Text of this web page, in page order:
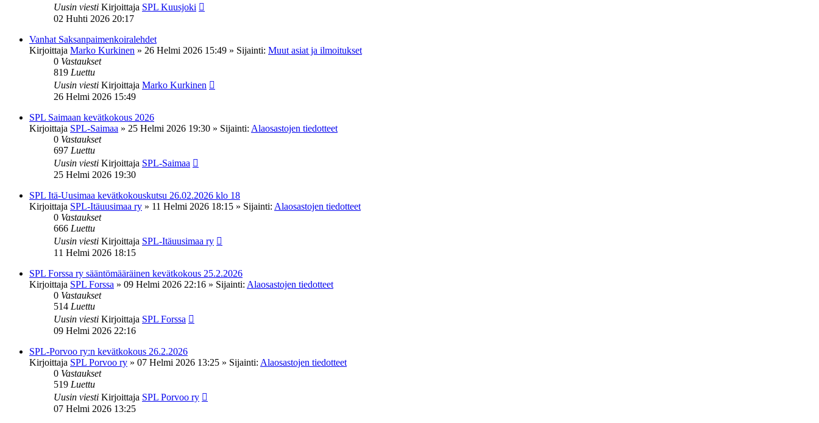
Uusin viesti Kirjoittaja SPL Kuusjoki
02 Huhti 2026 20:17
Vanhat Saksanpaimenkoiralehdet
Kirjoittaja Marko Kurkinen » 26 Helmi 2026 15:49 » Sijainti: Muut asiat ja ilmoitukset
0 Vastaukset
819 Luettu
Uusin viesti Kirjoittaja Marko Kurkinen
26 Helmi 2026 15:49
SPL Saimaan kevätkokous 2026
Kirjoittaja SPL-Saimaa » 25 Helmi 2026 19:30 » Sijainti: Alaosastojen tiedotteet
0 Vastaukset
697 Luettu
Uusin viesti Kirjoittaja SPL-Saimaa
25 Helmi 2026 19:30
SPL Itä-Uusimaa kevätkokouskutsu 26.02.2026 klo 18
Kirjoittaja SPL-Itäuusimaa ry » 11 Helmi 2026 18:15 » Sijainti: Alaosastojen tiedotteet
0 Vastaukset
666 Luettu
Uusin viesti Kirjoittaja SPL-Itäuusimaa ry
11 Helmi 2026 18:15
SPL Forssa ry sääntömääräinen kevätkokous 25.2.2026
Kirjoittaja SPL Forssa » 09 Helmi 2026 22:16 » Sijainti: Alaosastojen tiedotteet
0 Vastaukset
514 Luettu
Uusin viesti Kirjoittaja SPL Forssa
09 Helmi 2026 22:16
SPL-Porvoo ry:n kevätkokous 26.2.2026
Kirjoittaja SPL Porvoo ry » 07 Helmi 2026 13:25 » Sijainti: Alaosastojen tiedotteet
0 Vastaukset
519 Luettu
Uusin viesti Kirjoittaja SPL Porvoo ry
07 Helmi 2026 13:25